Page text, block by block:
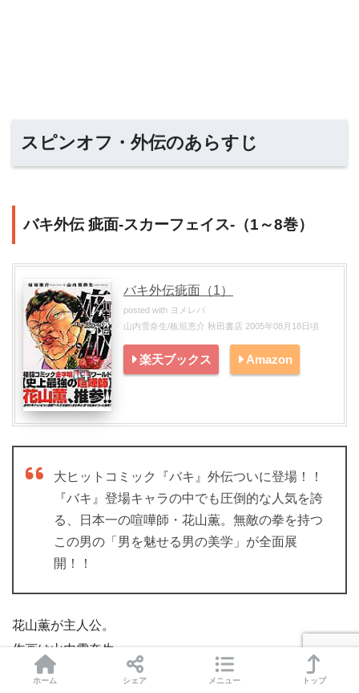
スピンオフ・外伝のあらすじ
バキ外伝 疵面-スカーフェイス-（1～8巻）
バキ外伝疵面（1）
posted with ヨメレバ
山内雪奈生/板垣恵介 秋田書店 2005年08月18日頃
楽天ブックス Amazon
大ヒットコミック『バキ』外伝ついに登場！！
『バキ』登場キャラの中でも圧倒的な人気を誇
る、日本一の喧嘩師・花山薫。無敵の拳を持つ
この男の「男を魅せる男の美学」が全面展
開！！
花山薫が主人公。
作画は山内雪奈生。
ホーム シェア メニュー トップ